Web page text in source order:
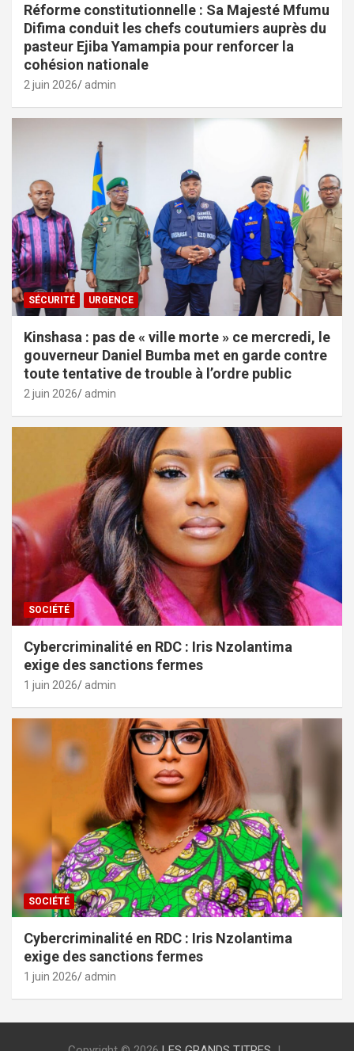
Réforme constitutionnelle : Sa Majesté Mfumu
Difima conduit les chefs coutumiers auprès du
pasteur Ejiba Yamampia pour renforcer la
cohésion nationale
2 juin 2026 admin
SÉCURITÉ URGENCE
Kinshasa : pas de « ville morte » ce mercredi, le
gouverneur Daniel Bumba met en garde contre
toute tentative de trouble à l’ordre public
2 juin 2026 admin
SOCIÉTÉ
Cybercriminalité en RDC : Iris Nzolantima
exige des sanctions fermes
1 juin 2026 admin
SOCIÉTÉ
Cybercriminalité en RDC : Iris Nzolantima
exige des sanctions fermes
1 juin 2026 admin